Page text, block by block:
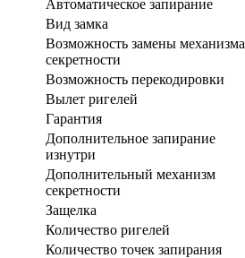
Автоматическое запирание
Вид замка
Возможность замены механизма
секретности
Возможность перекодировки
Вылет ригелей
Гарантия
Дополнительное запирание
изнутри
Дополнительный механизм
секретности
Защелка
Количество ригелей
Количество точек запирания